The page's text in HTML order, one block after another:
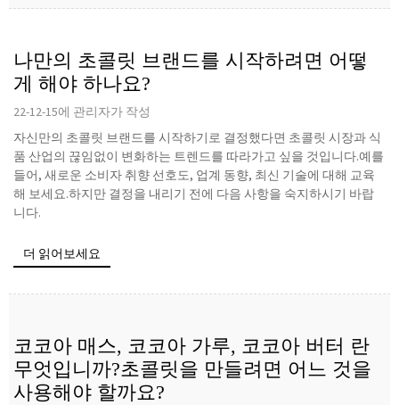
나만의 초콜릿 브랜드를 시작하려면 어떻
게 해야 하나요?
22-12-15에 관리자가 작성
자신만의 초콜릿 브랜드를 시작하기로 결정했다면 초콜릿 시장과 식
품 산업의 끊임없이 변화하는 트렌드를 따라가고 싶을 것입니다.예를
들어, 새로운 소비자 취향 선호도, 업계 동향, 최신 기술에 대해 교육
해 보세요.하지만 결정을 내리기 전에 다음 사항을 숙지하시기 바랍
니다.
더 읽어보세요
코코아 매스, 코코아 가루, 코코아 버터 란
무엇입니까?초콜릿을 만들려면 어느 것을
사용해야 할까요?